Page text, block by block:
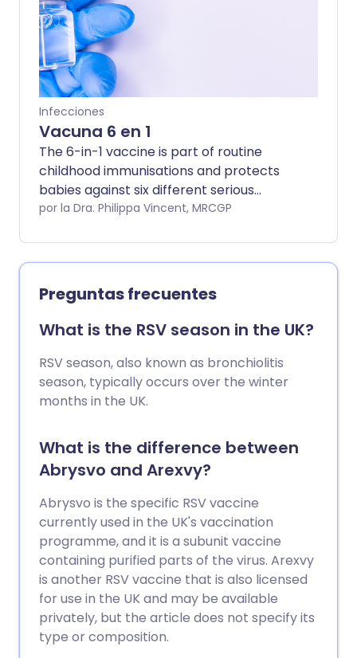
Infecciones
Vacuna 6 en 1
The 6-in-1 vaccine is part of routine
childhood immunisations and protects
babies against six different serious
illnesses. Three doses are given. Further
given at other times later in childhood
and in adult life. The 6-in-1 vaccine used
to be given as the 3-in-1 vaccine DTaP
along with the polio vaccine which was
given by mouth, but has gradually been
even more diseases. It is given in one
single injection into the thigh from one
single syringe. This leaflet explains when
explains which components of the 6-in-1
vaccine are given later in the UK
immunisation schedule as the 4-in-1, 3-
in-1 etc.
por la Dra. Philippa Vincent, MRCGP
Preguntas frecuentes
What is the RSV season in the UK?
RSV season, also known as bronchiolitis
season, typically occurs over the winter
months in the UK.
What is the difference between
Abrysvo and Arexvy?
Abrysvo is the specific RSV vaccine
currently used in the UK's vaccination
programme, and it is a subunit vaccine
containing purified parts of the virus. Arexvy
is another RSV vaccine that is also licensed
for use in the UK and may be available
privately, but the article does not specify its
type or composition.